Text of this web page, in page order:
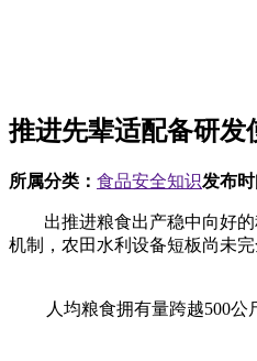
推进先辈适配备研发
所属分类： 食品安全知识发布时
出推进粮食出产稳中向好的
机制，农田水利设备短板尚未
人均粮食拥有量跨越500公斤